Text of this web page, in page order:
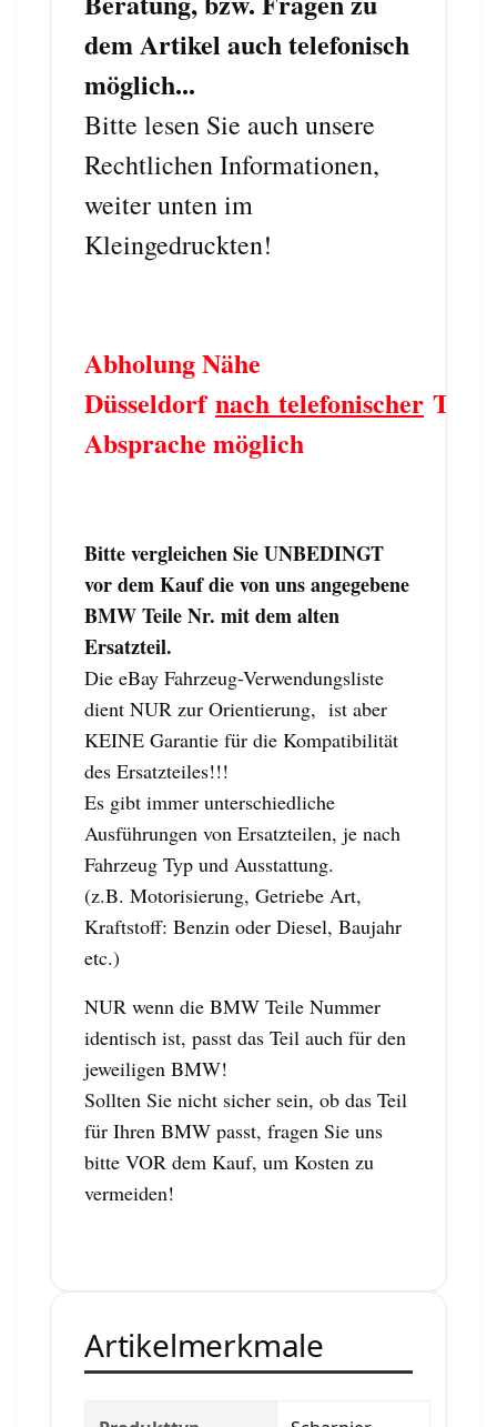
dem Artikel auch telefonisch
möglich...
Bitte lesen Sie auch unsere
Rechtlichen Informationen,
weiter unten im
Kleingedruckten!
Abholung Nähe
Düsseldorfnach telefonischer
Absprache möglich
Bitte vergleichen Sie UNBEDINGT
vor dem Kauf die von uns angegebene
BMW Teile Nr. mit dem alten
Ersatzteil.
Die eBay Fahrzeug-Verwendungsliste
dient NUR zur Orientierung, ist aber
KEINE Garantie für die Kompatibilität
des Ersatzteiles!!!
Es gibt immer unterschiedliche
Ausführungen von Ersatzteilen, je nach
Fahrzeug Typ und Ausstattung.
(z.B. Motorisierung, Getriebe Art,
Kraftstoff: Benzin oder Diesel, Baujahr
etc.)
NUR wenn die BMW Teile Nummer
identisch ist, passt das Teil auch für den
jeweiligen BMW!
Sollten Sie nicht sicher sein, ob das Teil
für Ihren BMW passt, fragen Sie uns
bitte VOR dem Kauf, um Kosten zu
vermeiden!
Artikelmerkmale